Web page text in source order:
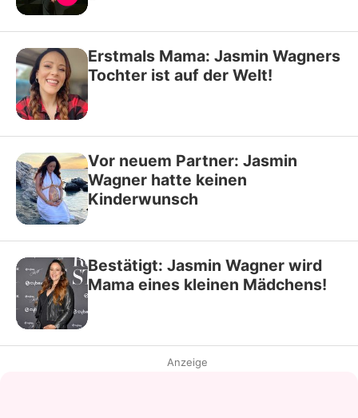
Erstmals Mama: Jasmin Wagners
Tochter ist auf der Welt!
Vor neuem Partner: Jasmin
Wagner hatte keinen
Kinderwunsch
Bestätigt: Jasmin Wagner wird
Mama eines kleinen Mädchens!
Anzeige